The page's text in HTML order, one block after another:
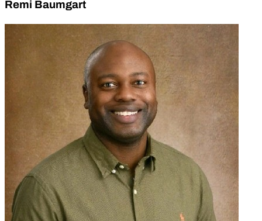
Remi Baumgart